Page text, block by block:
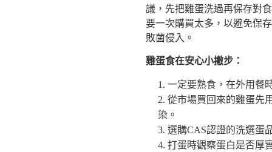
議，先把雞蛋洗過再保存對
要一次購買太多，以避免保
敗菌侵入。
雞蛋食在安心小撇步：
一定要熟食，在外用餐
從市場買回來的雞蛋先
染。
選購CAS認證的洗選蛋
打蛋時觀察蛋白是否厚